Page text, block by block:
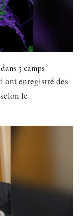
5 camps
ont enregistré des
le